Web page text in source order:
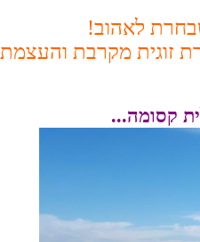
לאהוב!
זוגית מקרבת והעצמת
קסומה...